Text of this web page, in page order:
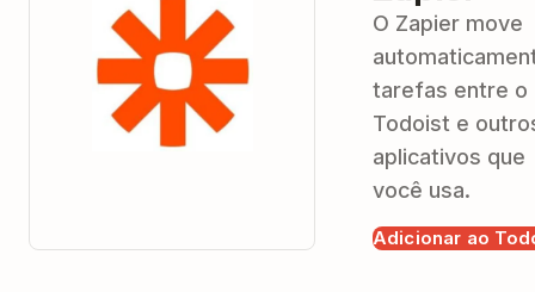
O Zapier move
tarefas entre o
Todoist e
aplicativos que
você usa.
Adicionar ao